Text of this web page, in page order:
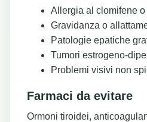
Allergia al clomifene
Gravidanza o
Patologie epatiche
Tumori estrogeno-
Problemi visivi non
Farmaci da evitare
Ormoni tiroidei,